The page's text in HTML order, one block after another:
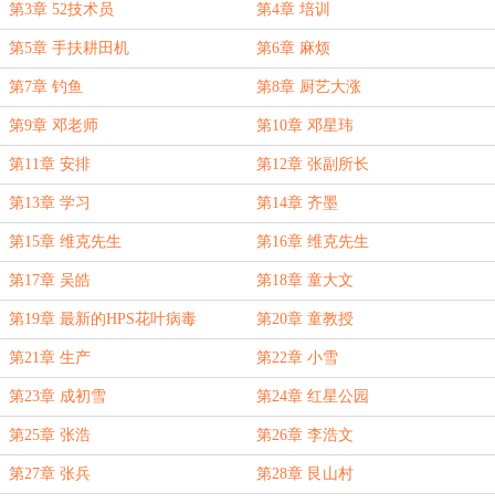
第3章 52技术员 第4章 培训
第5章 手扶耕田机 第6章 麻烦
第7章 钓鱼 第8章 厨艺大涨
第9章 邓老师 第10章 邓星玮
第11章 安排 第12章 张副所长
第13章 学习 第14章 齐墨
第15章 维克先生 第16章 维克先生
第17章 吴皓 第18章 童大文
第19章 最新的HPS花叶病毒 第20章 童教授
第21章 生产 第22章 小雪
第23章 成初雪 第24章 红星公园
第25章 张浩 第26章 李浩文
第27章 张兵 第28章 艮山村